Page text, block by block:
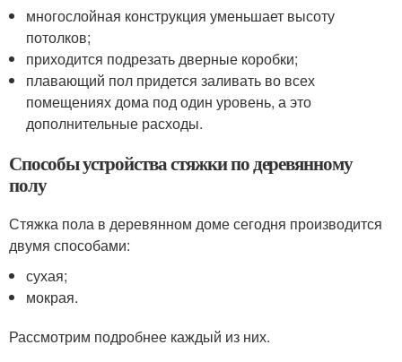
многослойная конструкция уменьшает высоту
потолков;
приходится подрезать дверные коробки;
плавающий пол придется заливать во всех
помещениях дома под один уровень, а это
дополнительные расходы.
Способы устройства стяжки по деревянному
полу
Стяжка пола в деревянном доме сегодня производится
двумя способами:
сухая;
мокрая.
Рассмотрим подробнее каждый из них.